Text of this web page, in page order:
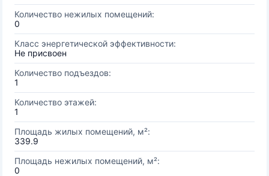
Количество нежилых помещений:
0
Класс энергетической эффективности:
Не присвоен
Количество подъездов:
1
Количество этажей:
1
Площадь жилых помещений, м²:
339.9
Площадь нежилых помещений, м²:
0